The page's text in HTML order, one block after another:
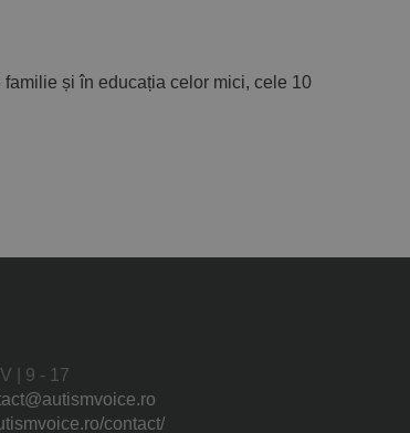
și în educația celor mici, cele 10
| 9 - 17
contact/